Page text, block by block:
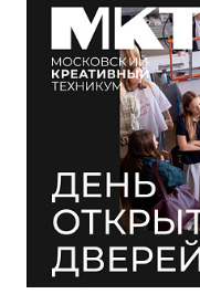
Публичная оферта
Условия возврата
Кредит на
Лицензия на
деятельности
Университет»
Карта сайта